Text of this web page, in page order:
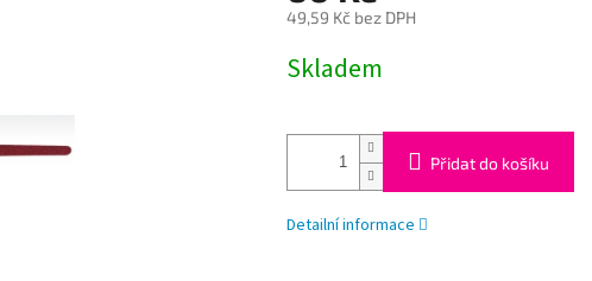
49,59 Kč bez DPH
cena:
Skladem
Přidat do košíku
Detailní informace